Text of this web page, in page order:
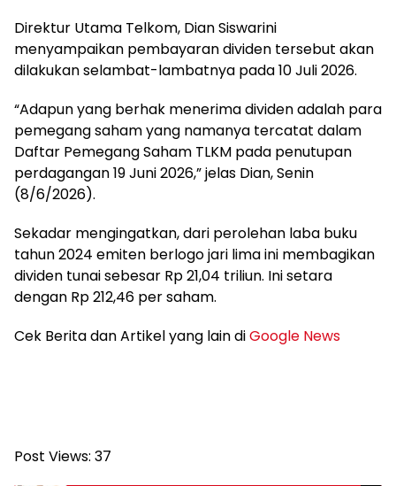
Direktur Utama Telkom, Dian Siswarini
menyampaikan pembayaran dividen tersebut akan
dilakukan selambat-lambatnya pada 10 Juli 2026.
“Adapun yang berhak menerima dividen adalah para
pemegang saham yang namanya tercatat dalam
Daftar Pemegang Saham TLKM pada penutupan
perdagangan 19 Juni 2026,” jelas Dian, Senin
(8/6/2026).
Sekadar mengingatkan, dari perolehan laba buku
tahun 2024 emiten berlogo jari lima ini membagikan
dividen tunai sebesar Rp 21,04 triliun. Ini setara
dengan Rp 212,46 per saham.
Cek Berita dan Artikel yang lain diGoogle News
Post Views: 37